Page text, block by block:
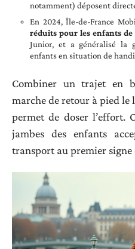
notamment) déposent
En 2024, Île-de-France
réduits pour les enfants de
Junior, et a généralisé la
enfants en situation de
Combiner un trajet en
marche de retour à pied le
permet de doser l’effort.
jambes des enfants
transport au premier signe